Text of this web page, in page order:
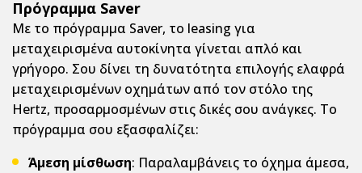
Πρόγραμμα Saver
Με το πρόγραμμα Saver, το leasing για
μεταχειρισμένα αυτοκίνητα γίνεται απλό και
γρήγορο. Σου δίνει τη δυνατότητα επιλογής ελαφρά
μεταχειρισμένων οχημάτων από τον στόλο της
Hertz, προσαρμοσμένων στις δικές σου ανάγκες. Το
πρόγραμμα σου εξασφαλίζει:
Άμεση μίσθωση: Παραλαμβάνεις το όχημα άμεσα,